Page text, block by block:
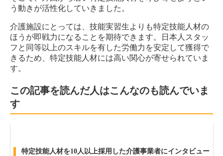
う動きが活性化していきました。
介護施設にとっては、技能実習生よりも特定技能人材の
ほうが即戦力になることを期待できます。日本人スタッ
フと同等以上のスキルを有した労働力を安定して獲得で
きるため、特定技能人材には高い関心が寄せられていま
す。
この記事を読んだ人はこんなのも読んでいま
す
特定技能人材を10人以上採用した介護事業者にインタビュー